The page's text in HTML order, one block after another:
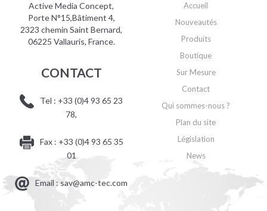
Active Media Concept,
Porte N°15,Bâtiment 4,
2323 chemin Saint Bernard,
06225 Vallauris, France.
CONTACT
Tel : +33 (0)4 93 65 23
78,
Fax : +33 (0)4 93 65 35
01
Email : sav@amc-tec.com
Accueil
Nouveautés
Produits
Boutique
Sur Mesure
Contact
Qui sommes-nous ?
Plan du site
Législation
News